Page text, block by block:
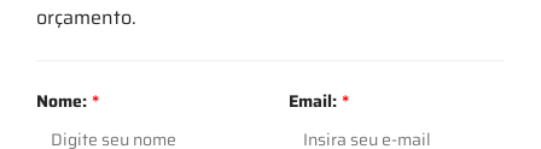
orçamento.
Nome:* Email:*